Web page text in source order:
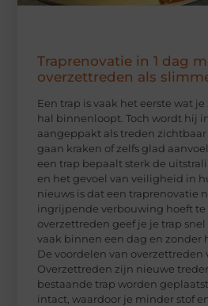
Traprenovatie in 1 dag
overzettreden als
Een trap is vaak het eerste wat
hal binnenloopt. Toch wordt hij
aangeppakt als treden zichtbaar
gaan kraken of zelfs glad
een trap bepaalt sterk de
en het gevoel van veiligheid in
nieuws is dat een traprenovatie
ingrijpende verbouwing hoeft te
overzettreden geef je je trap snel
vaak binnen een dag en zonder
De voordelen van overzettreden
Overzettreden zijn nieuwe
bestaande trap worden
intact, waardoor je minder stof